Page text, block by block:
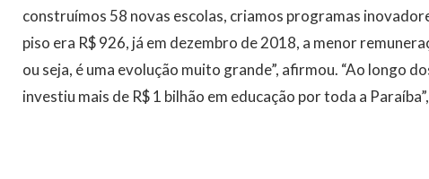
construímos 58 novas escolas, criamos programas
piso era R$ 926, já em dezembro de 2018, a menor
ou seja, é uma evolução muito grande”, afirmou. “Ao longo
investiu mais de R$ 1 bilhão em educação por toda a